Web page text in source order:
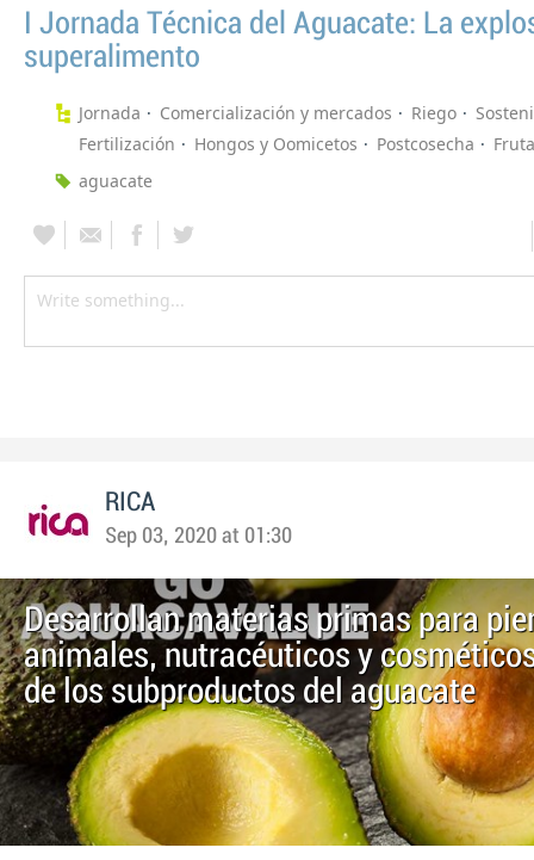
I Jornada Técnica del Aguacate: La
superalimento
Jornada Comercialización y mercados Riego
Fertilización
Hongos y Oomicetos Postcosecha
aguacate
RICA
Sep 03, 2020 at 01:30
Desarrollan materias primas para
animales, nutracéuticos y
de los subproductos del aguacate